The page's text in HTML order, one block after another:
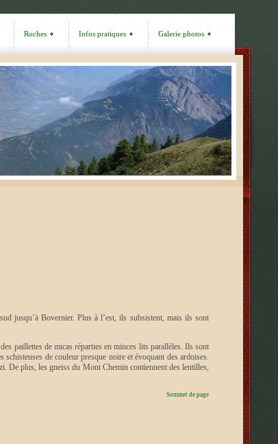
Roches Infos pratiques Galerie photos
jusqu’à Bovernier. Plus à l’est, ils subsistent, mais ils sont
paillettes de micas réparties en minces lits parallèles. Ils sont
schisteuses de couleur presque noire et évoquant des ardoises.
De plus, les gneiss du Mont Chemin contiennent des lentilles,
Sommet de page